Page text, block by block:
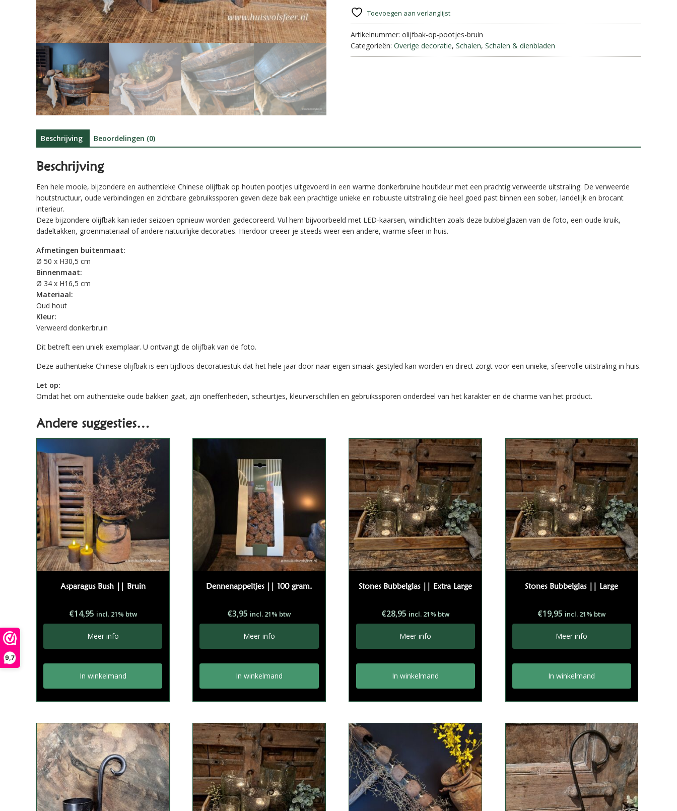
9,7
pootjes
aantal
n
a
t
i
Toevoegen aan verlanglijst
Artikelnummer: olijfbak-op-pootjes-bruin
Categorieën: Overige decoratie, Schalen, Schalen & dienbladen
Beschrijving Beoordelingen (0)
Beschrijving
Een hele mooie, bijzondere en authentieke Chinese olijfbak op houten pootjes uitgevoerd in een warme donkerbruine houtkleur met een prachtig verweerde uitstraling. De verweerde
houtstructuur, oude verbindingen en zichtbare gebruikssporen geven deze bak een prachtige unieke en robuuste uitstraling die heel goed past binnen een sober, landelijk en brocant
interieur.
Deze bijzondere olijfbak kan ieder seizoen opnieuw worden gedecoreerd. Vul hem bijvoorbeeld met LED-kaarsen, windlichten zoals deze bubbelglazen van de foto, een oude kruik,
dadeltakken, groenmateriaal of andere natuurlijke decoraties. Hierdoor creëer je steeds weer een andere, warme sfeer in huis.
Afmetingen buitenmaat:
Ø 50 x H30,5 cm
Binnenmaat:
Ø 34 x H16,5 cm
Materiaal:
Oud hout
Kleur:
Verweerd donkerbruin
Dit betreft een uniek exemplaar. U ontvangt de olijfbak van de foto.
Deze authentieke Chinese olijfbak is een tijdloos decoratiestuk dat het hele jaar door naar eigen smaak gestyled kan worden en direct zorgt voor een unieke, sfeervolle uitstraling in huis.
Let op:
Omdat het om authentieke oude bakken gaat, zijn oneffenheden, scheurtjes, kleurverschillen en gebruikssporen onderdeel van het karakter en de charme van het product.
Andere suggesties…
Asparagus Bush || Bruin
€14,95 incl. 21% btw
Meer info
In winkelmand
Dennenappeltjes || 100 gram.
€3,95 incl. 21% btw
Meer info
In winkelmand
Stones Bubbelglas || Extra Large
€28,95 incl. 21% btw
Meer info
In winkelmand
Stones Bubbelglas || Large
€19,95 incl. 21% btw
Meer info
In winkelmand